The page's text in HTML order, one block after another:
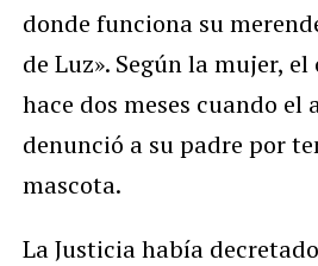
donde funciona su
de Luz». Según la mujer,
hace dos meses cuando el
denunció a su padre por
mascota.
La Justicia había